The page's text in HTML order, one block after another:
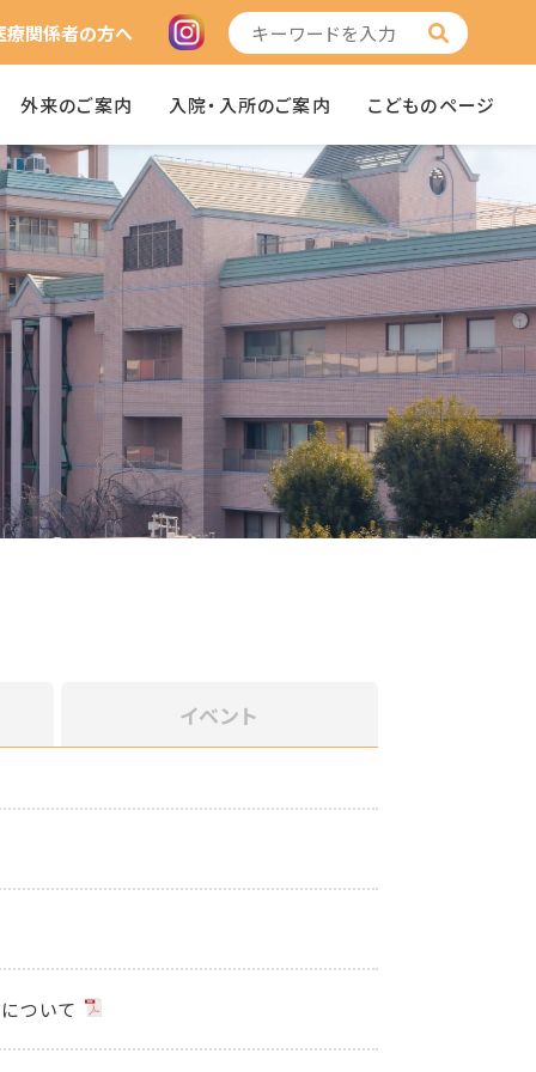
療関係者の方へ
外来のご案内 入院・入所のご案内 こどものページ
イベント
ついて